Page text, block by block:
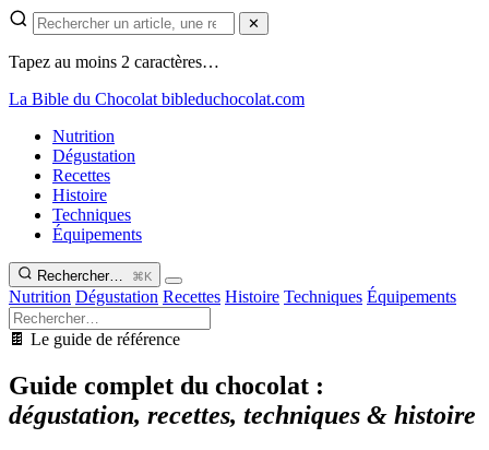
✕
Tapez au moins 2 caractères…
La Bible du Chocolat bibleduchocolat.com
Nutrition
Dégustation
Recettes
Histoire
Techniques
Équipements
Rechercher… ⌘K
Nutrition Dégustation Recettes Histoire Techniques Équipements
🍫 Le guide de référence
Guide complet du chocolat :
dégustation, recettes, techniques & histoire